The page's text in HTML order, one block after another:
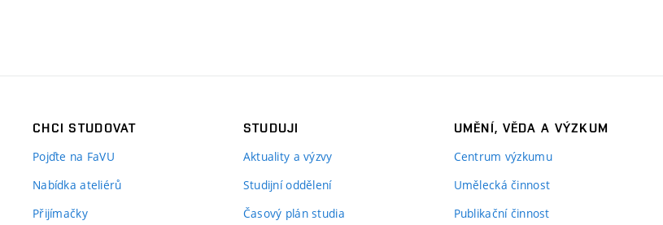
CHCI STUDOVAT
Pojďte na FaVU
Nabídka ateliérů
Přijímačky
STUDUJI
Aktuality a výzvy
Studijní oddělení
Časový plán studia
UMĚNÍ, VĚDA A VÝZKUM
Centrum výzkumu
Umělecká činnost
Publikační činnost